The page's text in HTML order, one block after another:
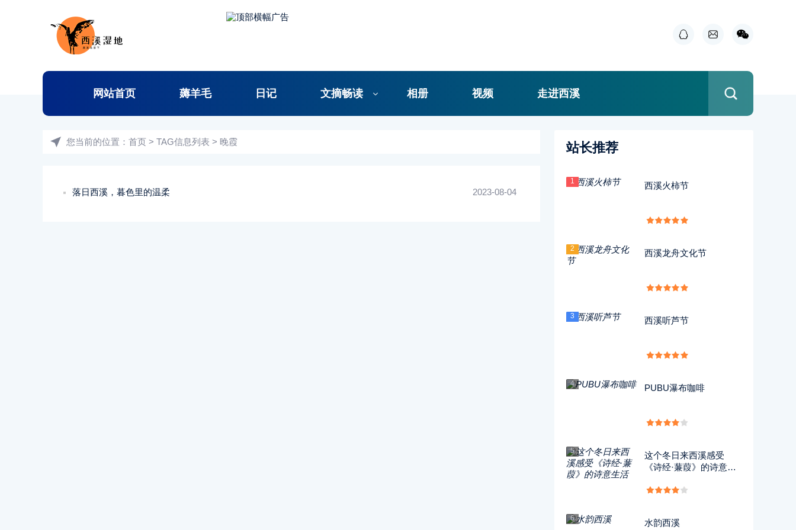
网站首页 薅羊毛 日记 文摘畅读 相册 视频 走进西溪
您当前的位置： 首页 > TAG信息列表 > 晚霞
2023-08-04
落日西溪，暮色里的温柔
站长推荐
1 西溪火柿节
2 西溪龙舟文化节
3 西溪听芦节
4 PUBU瀑布咖啡
5
这个冬日来西溪感受
《诗经·蒹葭》的诗意生
6 水韵西溪